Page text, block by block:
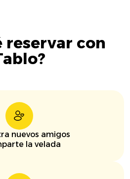
reservar con
nuevos amigos
la velada